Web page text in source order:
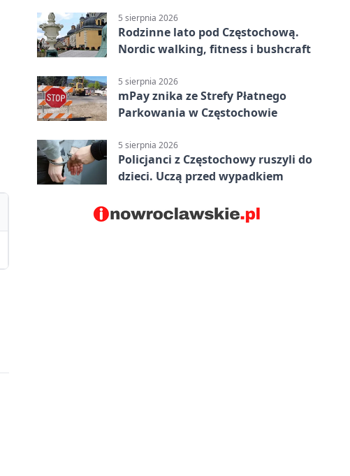
5 sierpnia 2026
Rodzinne lato pod Częstochową.
Nordic walking, fitness i bushcraft
5 sierpnia 2026
mPay znika ze Strefy Płatnego
Parkowania w Częstochowie
5 sierpnia 2026
Policjanci z Częstochowy ruszyli do
dzieci. Uczą przed wypadkiem